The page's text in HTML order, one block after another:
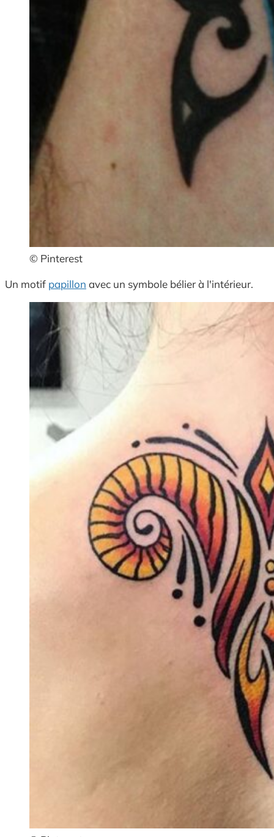
© Pinterest
Un motif papillon avec un symbole bélier à l'intérieur.